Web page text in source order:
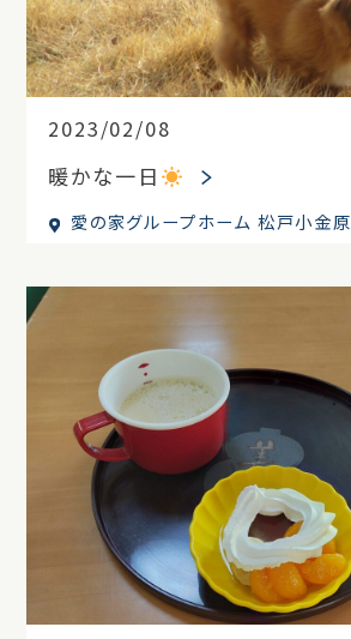
2023/02/08
暖かな一日
愛の家グループホーム 松戸小金原